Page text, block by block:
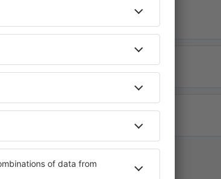
(VLC)
desdeAlicante, Alicante Intl Airport (ALC)
desdeMadrid, Madrid-Barajas (MAD)